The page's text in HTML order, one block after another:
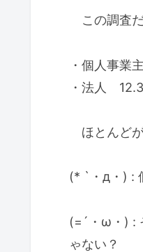
この調査だ
・個人事業
・法人
ほとんどが
(* `・д・) :
(=´・ω・) :
ゃない？